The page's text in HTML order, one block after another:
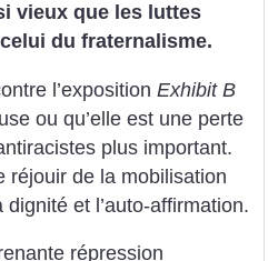
vieux que les luttes
du fraternalisme.
l’exposition Exhibit B
ou qu’elle est une perte
plus important.
réjouir de la mobilisation
et l’auto-affirmation.
répression